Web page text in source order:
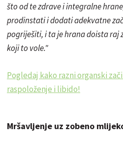
što od te zdrave i integralne
prodinstati i dodati adekvatne
pogriješiti, i ta je hrana doista raj
koji to vole."
Pogledaj kako razni organski
raspoloženje i libido!
Mršavljenje uz zobeno